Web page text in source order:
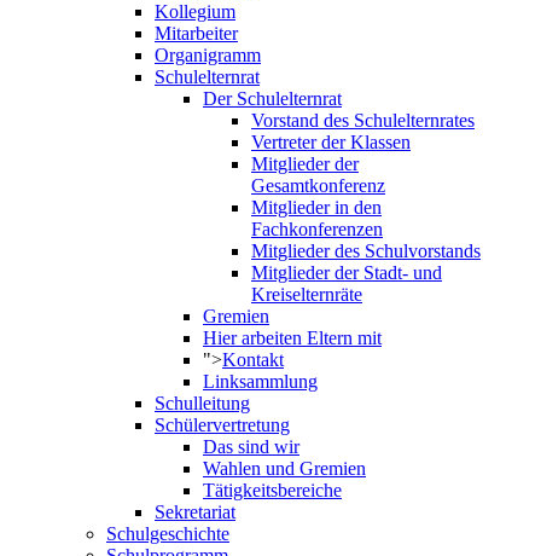
Kollegium
Mitarbeiter
Organigramm
Schulelternrat
Der Schulelternrat
Vorstand des Schulelternrates
Vertreter der Klassen
Mitglieder der
Gesamtkonferenz
Mitglieder in den
Fachkonferenzen
Mitglieder des Schulvorstands
Mitglieder der Stadt- und
Kreiselternräte
Gremien
Hier arbeiten Eltern mit
">Kontakt
Linksammlung
Schulleitung
Schülervertretung
Das sind wir
Wahlen und Gremien
Tätigkeitsbereiche
Sekretariat
Schulgeschichte